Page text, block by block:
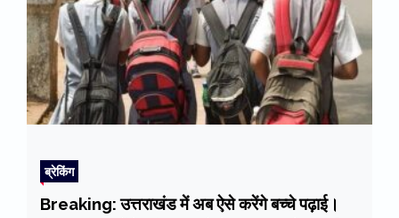
ब्रेकिंग
Breaking: उत्तराखंड में अब ऐसे करेंगे बच्चे पढ़ाई।